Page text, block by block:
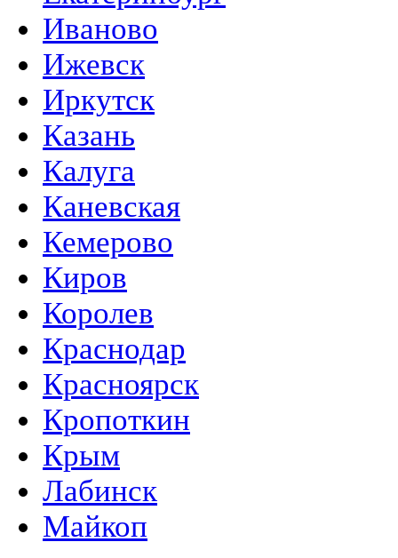
Иваново
Ижевск
Иркутск
Казань
Калуга
Каневская
Кемерово
Киров
Королев
Краснодар
Красноярск
Кропоткин
Крым
Лабинск
Майкоп